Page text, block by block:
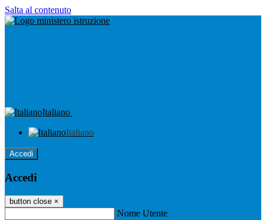
Salta al contenuto
Italiano
Italiano
Accedi
Accedi
button close ×
Nome Utente